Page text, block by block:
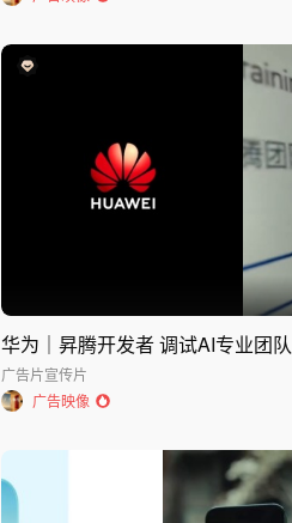
华为｜昇腾开发者 调试AI专业团队
广告片宣传片
广告映像